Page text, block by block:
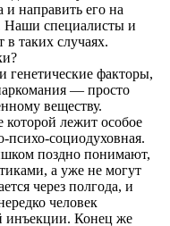
и направить его на
Наши специалисты и
таких случаях.
генетические факторы,
— просто
веществу.
лежит особое
психо-социодуховная.
поздно понимают,
а уже не могут
через полгода, и
человек
инъекции. Конец же